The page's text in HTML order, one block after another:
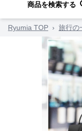
商品を検索する
Ryumia TOP › 旅行の